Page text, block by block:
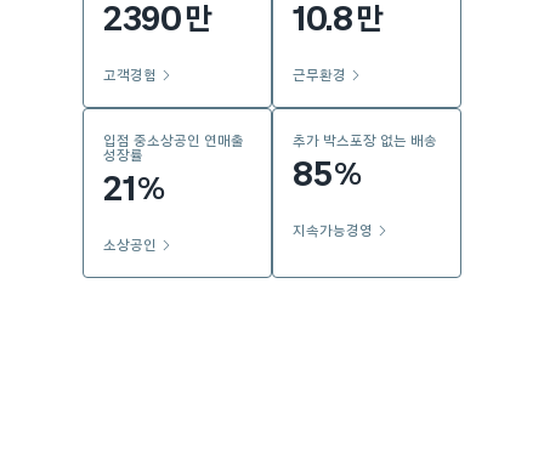
2390만
고객경험
10.8만
근무환경
입점 중소상공인 연매출
성장률
21 %
소상공인
추가 박스포장 없는 배송
85%
지속가능경영